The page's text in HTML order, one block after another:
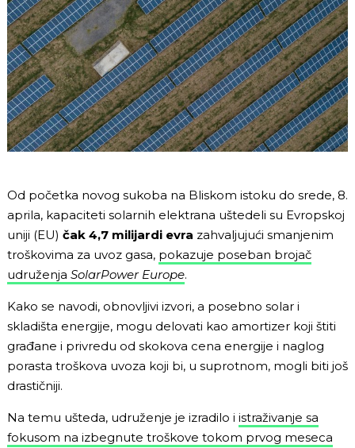
Od početka novog sukoba na Bliskom istoku do srede, 8.
aprila, kapaciteti solarnih elektrana uštedeli su Evropskoj
uniji (EU) čak 4,7 milijardi evra zahvaljujući smanjenim
troškovima za uvoz gasa, pokazuje poseban brojač
udruženja SolarPower Europe.
Kako se navodi, obnovljivi izvori, a posebno solar i
skladišta energije, mogu delovati kao amortizer koji štiti
građane i privredu od skokova cena energije i naglog
porasta troškova uvoza koji bi, u suprotnom, mogli biti još
drastičniji.
Na temu ušteda, udruženje je izradilo i istraživanje sa
fokusom na izbegnute troškove tokom prvog meseca